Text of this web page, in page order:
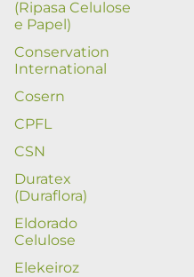
(Ripasa Celulose
e Papel)
Conservation
International
Cosern
CPFL
CSN
Duratex
(Duraflora)
Eldorado
Celulose
Elekeiroz